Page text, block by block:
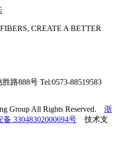
CREATE A BETTER
路888号 Tel:0573-88519583
Group All Rights Reserved. 浙
33048302000694号 技术支